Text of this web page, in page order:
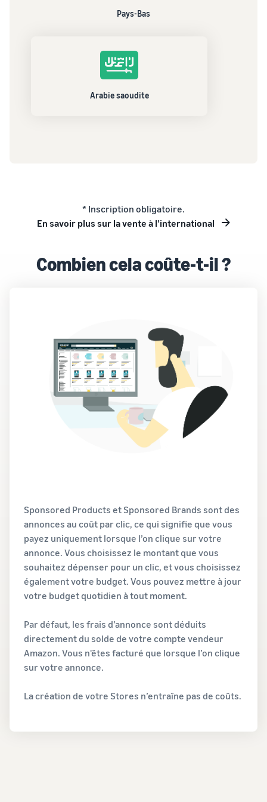
Pays-Bas
Arabie saoudite
* Inscription obligatoire.
En savoir plus sur la vente à l’international
Combien cela coûte-t-il ?
Sponsored Products et Sponsored Brands sont des
annonces au coût par clic, ce qui signifie que vous
payez uniquement lorsque l’on clique sur votre
annonce. Vous choisissez le montant que vous
souhaitez dépenser pour un clic, et vous choisissez
également votre budget. Vous pouvez mettre à jour
votre budget quotidien à tout moment.
Par défaut, les frais d’annonce sont déduits
directement du solde de votre compte vendeur
Amazon. Vous n'êtes facturé que lorsque l’on clique
sur votre annonce.
La création de votre Stores n’entraîne pas de coûts.